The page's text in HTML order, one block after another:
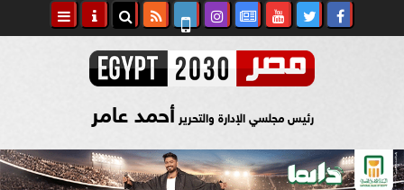
رئيس مجلسي الإدارة والتحرير أحمد عامر